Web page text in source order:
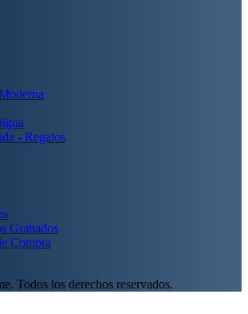
- Regalos
Grabados
Compra
Todos los derechos reservados.